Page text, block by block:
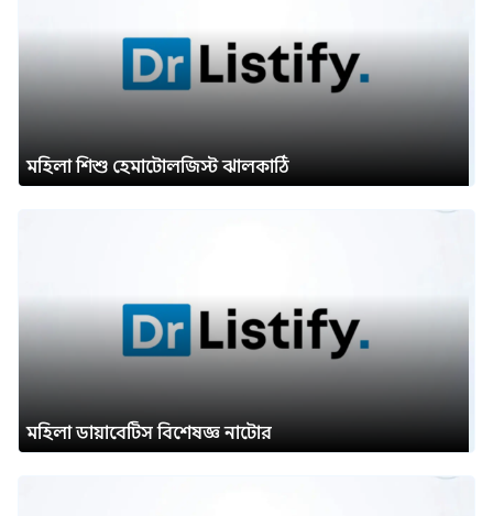
মহিলা শিশু হেমাটোলজিস্ট ঝালকাঠি
মহিলা ডায়াবেটিস বিশেষজ্ঞ নাটোর